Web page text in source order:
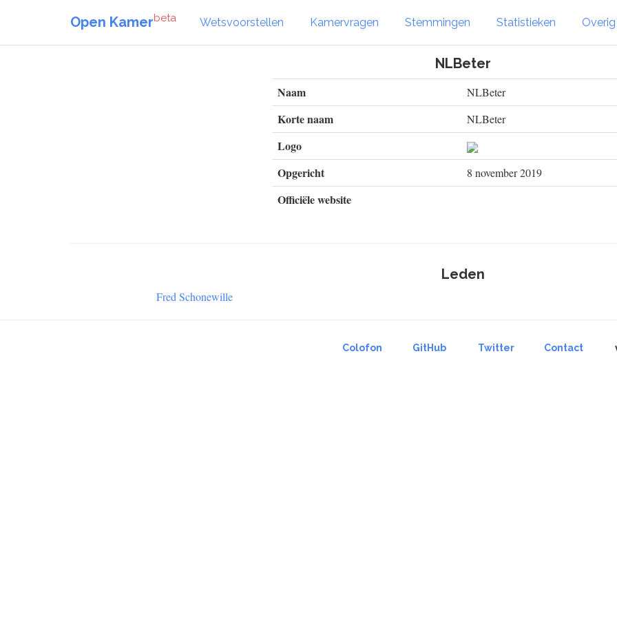
Open Kamerbeta Wetsvoorstellen Kamervragen Stemmingen Statistieken
NLBeter
Naam NLBeter
Korte naam NLBeter
Logo
Opgericht
8 november 2019
Officiële website
Leden
Fred Schonewille
Colofon GitHub Twitter Contact